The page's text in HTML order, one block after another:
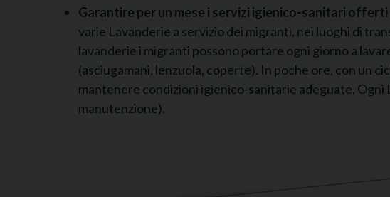
Garantire per un mese i servizi igienico-sanitari
varie Lavanderie a servizio dei migranti, nei luoghi di
lavanderie i migranti possono portare ogni giorno a
(asciugamani, lenzuola, coperte). In poche ore, con un
mantenere condizioni igienico-sanitarie adeguate.
manutenzione).